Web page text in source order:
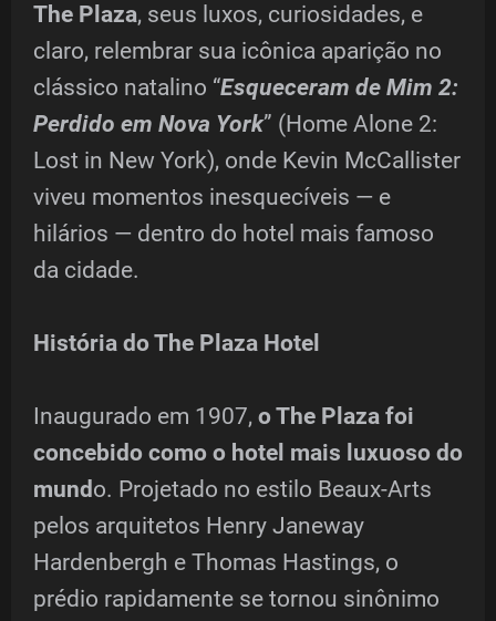
The Plaza, seus luxos, curiosidades, e
claro, relembrar sua icônica aparição no
clássico natalino “Esqueceram de Mim 2:
Perdido em Nova York” (Home Alone 2:
Lost in New York), onde Kevin McCallister
viveu momentos inesquecíveis — e
hilários — dentro do hotel mais famoso
da cidade.
História do The Plaza Hotel
Inaugurado em 1907, o The Plaza foi
concebido como o hotel mais luxuoso do
mund o. Projetado no estilo Beaux-Arts
pelos arquitetos Henry Janeway
Hardenbergh e Thomas Hastings, o
prédio rapidamente se tornou sinônimo